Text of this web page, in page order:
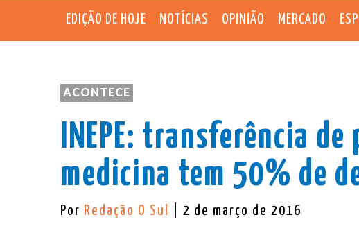
EDIÇÃO DE HOJE NOTÍCIAS OPINIÃO MERCADO
ACONTECE
INEPE: transferência
medicina tem 50% de
Por Redação O Sul | 2 de março de 2016